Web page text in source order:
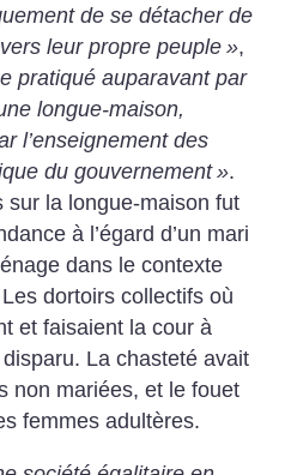
de se détacher de
leur propre peuple »,
pratiqué auparavant par
longue-maison,
l’enseignement des
du gouvernement ».
sur la longue-maison fut
à l’égard d’un mari
dans le contexte
dortoirs collectifs où
et faisaient la cour à
La chasteté avait
non mariées, et le fouet
femmes adultères.